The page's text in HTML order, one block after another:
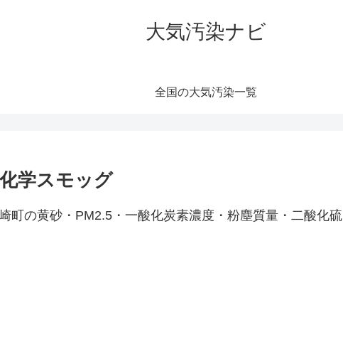
大気汚染ナビ
全国の大気汚染一覧
学スモッグ
町の黄砂・PM2.5・一酸化炭素濃度・粉塵質量・二酸化硫